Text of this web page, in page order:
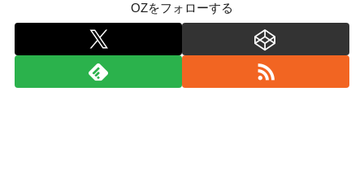
OZをフォローする